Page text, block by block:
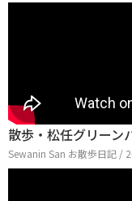
散歩・松任グリー
Sewanin San お散歩日記 /